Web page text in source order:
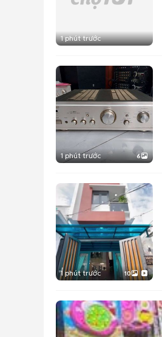
1 phút trước
1 phút trước 6
1 phút trước 10